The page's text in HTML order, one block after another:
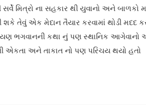
મિત્રો ના સહકાર થી યુવાનો અને બાળકો
શકે તેવું એક મેદાન તૈયાર કરવામાં થોડી
ભગવાનની કથા નું પણ સ્થાનિક આગેવાનો
એકતા અને તાકાત નો પણ પરિચય થયો હતો